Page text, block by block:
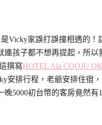
是Vicky家誤打誤撞相遇的！
連孩子都不想再提起，所
撰寫HOTEL Ala COOJU
安排行程，老爺安排住宿
5000初台幣的客房竟然